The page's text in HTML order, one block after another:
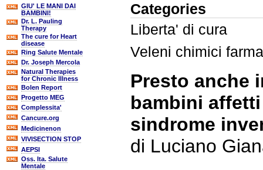
GIU' LE MANI DAI
BAMBINI!
Dr. L. Pauling
Therapy
The cure for Heart
disease
Ring Salute Mentale
Dr. Joseph Mercola
Natural Therapies
for Chronic Illness
Bolen Report
Progetto MEG
Complessita'
Cancure.org
Medicinenon
VIVISECTION STOP
AEPSI
Oss. Ita. Salute
Mentale
Categories
Liberta' di cura
Veleni chimici
Presto anche
bambini affetti
sindrome
di Luciano